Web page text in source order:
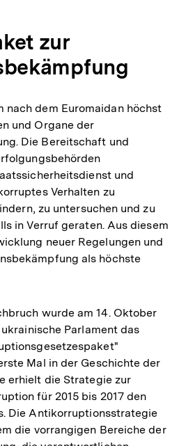
zur
nach dem Euromaidan höchst
und Organe der
Die Bereitschaft und
und
Verhalten zu
zu untersuchen und zu
in Verruf geraten. Aus diesem
neuer Regelungen und
als höchste
wurde am 14. Oktober
Parlament das
Mal in der Geschichte der
erhielt die Strategie zur
für 2015 bis 2017 den
Die Antikorruptionsstrategie
die vorrangigen Bereiche der